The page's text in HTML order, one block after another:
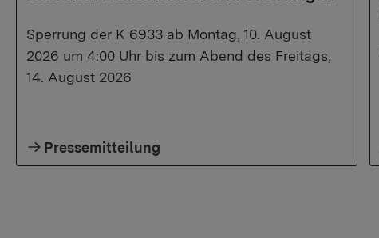
Sperrung der K 6933 ab Montag, 10. August
2026 um 4:00 Uhr bis zum Abend des Freitags,
14. August 2026
Pressemitteilung